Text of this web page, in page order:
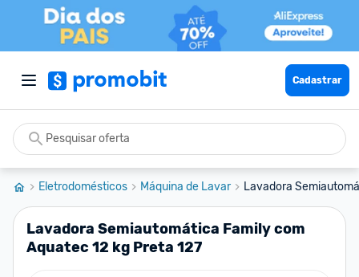
Cadastrar
Eletrodomésticos Máquina de Lavar Lavadora
Lavadora Semiautomática Family com
Aquatec 12 kg Preta 127